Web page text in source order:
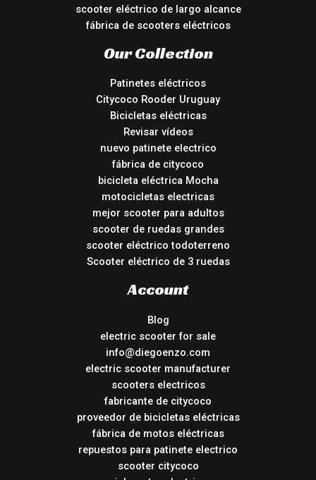
scooter eléctrico de largo alcance
fábrica de scooters eléctricos
Our Collection
Patinetes eléctricos
Citycoco Rooder Uruguay
Bicicletas eléctricas
Revisar vídeos
nuevo patinete electrico
fábrica de citycoco
bicicleta eléctrica Mocha
motocicletas electricas
mejor scooter para adultos
scooter de ruedas grandes
scooter eléctrico todoterreno
Scooter eléctrico de 3 ruedas
Account
Blog
electric scooter for sale
info@diegoenzo.com
electric scooter manufacturer
scooters electricos
fabricante de citycoco
proveedor de bicicletas eléctricas
fábrica de motos eléctricas
repuestos para patinete electrico
scooter citycoco